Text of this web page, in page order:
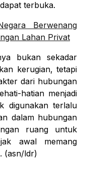
terbuka.
Berwenang
Lahan Privat
bukan sekadar
kerugian, tetapi
dari hubungan
hatian menjadi
digunakan terlalu
dalam hubungan
ruang untuk
awal memang
(asn/ldr)